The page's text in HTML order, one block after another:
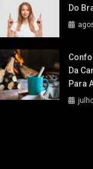
Do
Da
Para